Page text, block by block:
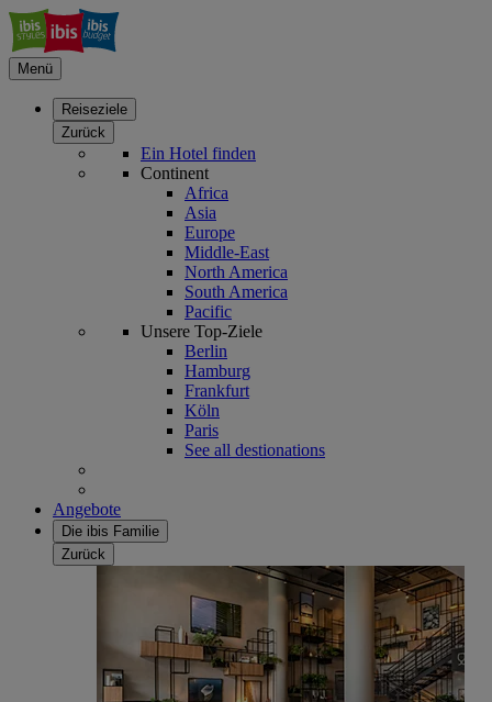
Menü
Reiseziele
Zurück
Ein Hotel finden
Continent
Africa
Asia
Europe
Middle-East
North America
South America
Pacific
Unsere Top-Ziele
Berlin
Hamburg
Frankfurt
Köln
Paris
See all destionations
Angebote
Die ibis Familie
Zurück